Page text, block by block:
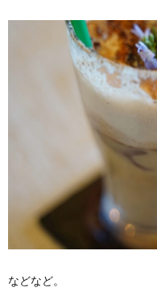
などなど。